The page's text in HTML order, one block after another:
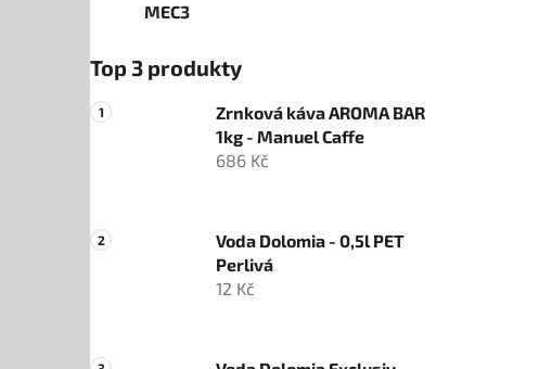
MEC3
Top 3 produkty
Zrnková káva AROMA BAR
1kg - Manuel Caffe
686 Kč
Voda Dolomia - 0,5l PET
Perlivá
12 Kč